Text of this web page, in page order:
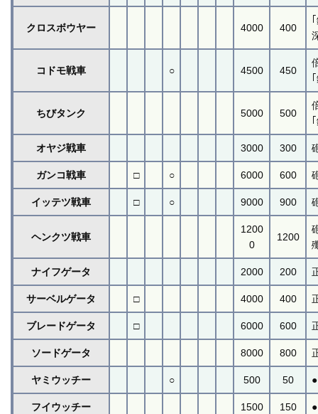
クロスボウヤー 4000 400
コドモ戦車 ○ 4500 450
ちびタンク 5000 500
オヤジ戦車 3000 300
ガンコ戦車 □ ○ 6000 600
イッテツ戦車 □ ○ 9000 900
ヘンクツ戦車
1200
0
1200
ナイフゲータ 2000 200
サーベルゲータ □ 4000 400
ブレードゲータ □ 6000 600
ソードゲータ 8000 800
ヤミウッチー ○ 500 50
フイウッチー 1500 150